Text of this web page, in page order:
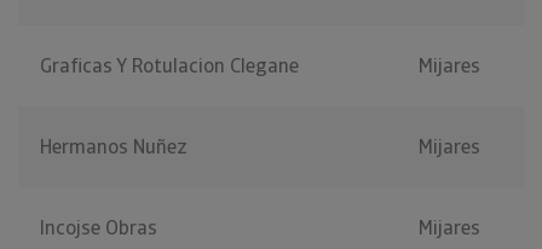
Graficas Y Rotulacion Clegane Mijares
Hermanos Nuñez Mijares
Incojse Obras Mijares